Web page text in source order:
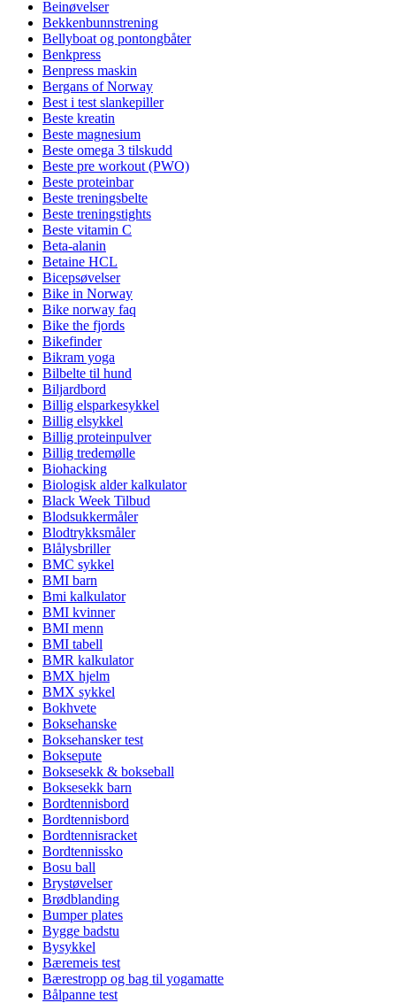
Beinøvelser
Bekkenbunnstrening
Bellyboat og pontongbåter
Benkpress
Benpress maskin
Bergans of Norway
Best i test slankepiller
Beste kreatin
Beste magnesium
Beste omega 3 tilskudd
Beste pre workout (PWO)
Beste proteinbar
Beste treningsbelte
Beste treningstights
Beste vitamin C
Beta-alanin
Betaine HCL
Bicepsøvelser
Bike in Norway
Bike norway faq
Bike the fjords
Bikefinder
Bikram yoga
Bilbelte til hund
Biljardbord
Billig elsparkesykkel
Billig elsykkel
Billig proteinpulver
Billig tredemølle
Biohacking
Biologisk alder kalkulator
Black Week Tilbud
Blodsukkermåler
Blodtrykksmåler
Blålysbriller
BMC sykkel
BMI barn
Bmi kalkulator
BMI kvinner
BMI menn
BMI tabell
BMR kalkulator
BMX hjelm
BMX sykkel
Bokhvete
Boksehanske
Boksehansker test
Boksepute
Boksesekk & bokseball
Boksesekk barn
Bordtennisbord
Bordtennisbord
Bordtennisracket
Bordtennissko
Bosu ball
Brystøvelser
Brødblanding
Bumper plates
Bygge badstu
Bysykkel
Bæremeis test
Bærestropp og bag til yogamatte
Bålpanne test